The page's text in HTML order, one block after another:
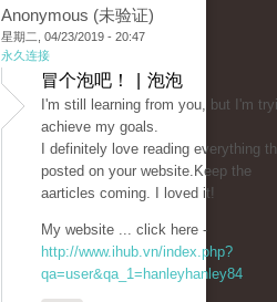
Anonymous (未验证)
星期二, 04/23/2019 - 20:47
永久连接
冒个泡吧！ | 泡泡
I'm still learning from you, but I'm
achieve my goals.
I definitely love reading everything
posted on your website.Keep the
aarticles coming. I loved it!
My website ... click here -
http://www.ihub.vn/index.php?
qa=user&qa_1=hanleyhanley84